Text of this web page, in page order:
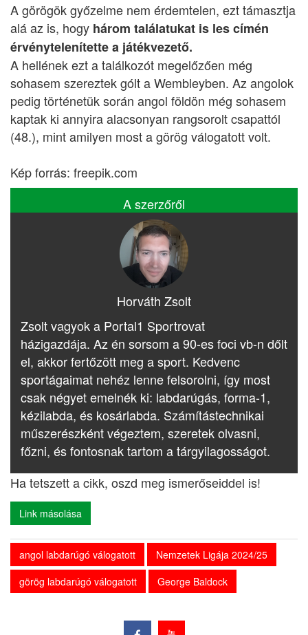
A görögök győzelme nem érdemtelen, ezt támasztja
alá az is, hogy három találatukat is les címén
érvénytelenítette a játékvezető.
A hellének ezt a találkozót megelőzően még
sohasem szereztek gólt a Wembleyben. Az angolok
pedig történetük során angol földön még sohasem
kaptak ki annyira alacsonyan rangsorolt csapattól
(48.), mint amilyen most a görög válogatott volt.
Kép forrás: freepik.com
A szerzőről
Horváth Zsolt
Zsolt vagyok a Portal1 Sportrovat
házigazdája. Az én sorsom a 90-es foci vb-n dőlt
el, akkor fertőzött meg a sport. Kedvenc
sportágaimat nehéz lenne felsorolni, így most
csak négyet emelnék ki: labdarúgás, forma-1,
kézilabda, és kosárlabda. Számítástechnikai
műszerészként végeztem, szeretek olvasni,
főzni, és fontosnak tartom a tárgyilagosságot.
Ha tetszett a cikk, oszd meg ismerőseiddel is!
Link másolása
angol labdarúgó válogatott
Nemzetek Ligája 2024/25
görög labdarúgó válogatott
George Baldock